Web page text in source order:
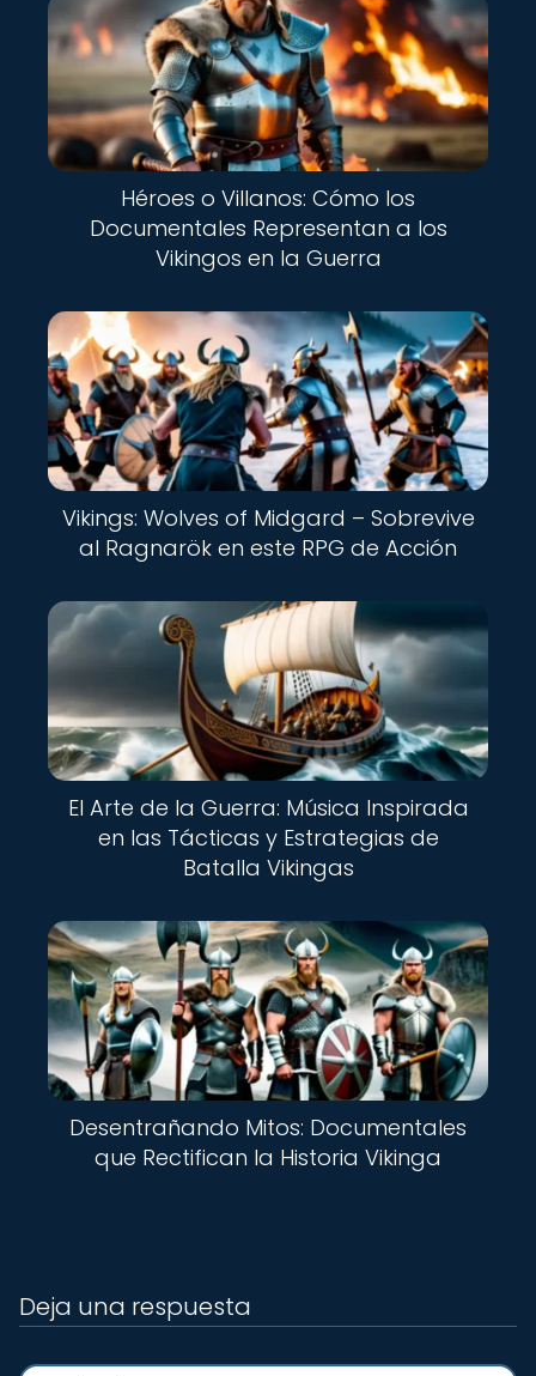
Héroes o Villanos: Cómo los
Documentales Representan a los
Vikingos en la Guerra
Vikings: Wolves of Midgard – Sobrevive
al Ragnarök en este RPG de Acción
El Arte de la Guerra: Música Inspirada
en las Tácticas y Estrategias de
Batalla Vikingas
Desentrañando Mitos: Documentales
que Rectifican la Historia Vikinga
Deja una respuesta